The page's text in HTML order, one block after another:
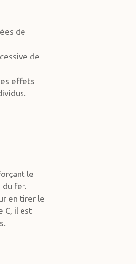
de
de
effets
le
fer.
en tirer le
C, il est